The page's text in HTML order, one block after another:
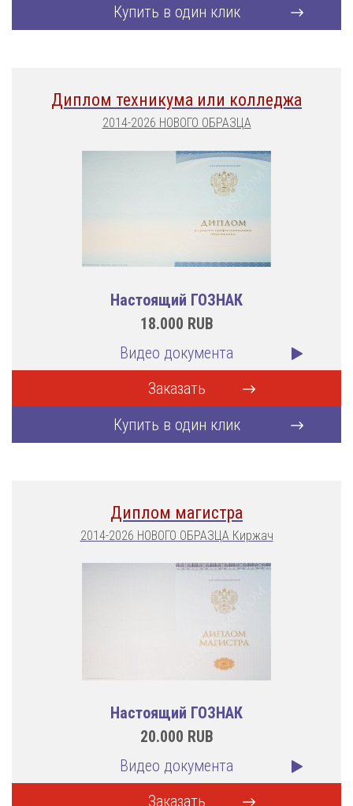
Купить в один клик
Диплом техникума или колледжа
2014-2026 НОВОГО ОБРАЗЦА
Настоящий ГОЗНАК
18.000 RUB
Видео документа
Заказать
Купить в один клик
Диплом магистра
2014-2026 НОВОГО ОБРАЗЦА Киржач
Настоящий ГОЗНАК
20.000 RUB
Видео документа
Заказать